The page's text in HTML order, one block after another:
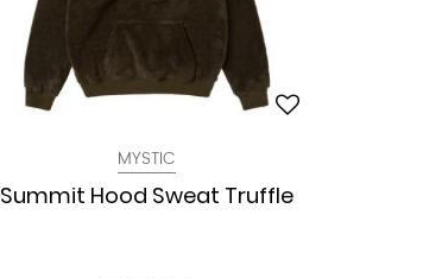
MYSTIC
Summit Hood Sweat Truffle